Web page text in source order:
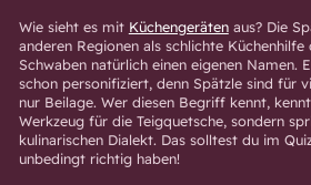
Wie sieht es mit Küchengerätenaus? Die
anderen Regionen als schlichte
Schwaben natürlich einen eigenen Namen.
schon personifiziert, denn Spätzle sind für
nur Beilage. Wer diesen Begriff kennt,
Werkzeug für die Teigquetsche, sondern
kulinarischen Dialekt. Das solltest du im
unbedingt richtig haben!